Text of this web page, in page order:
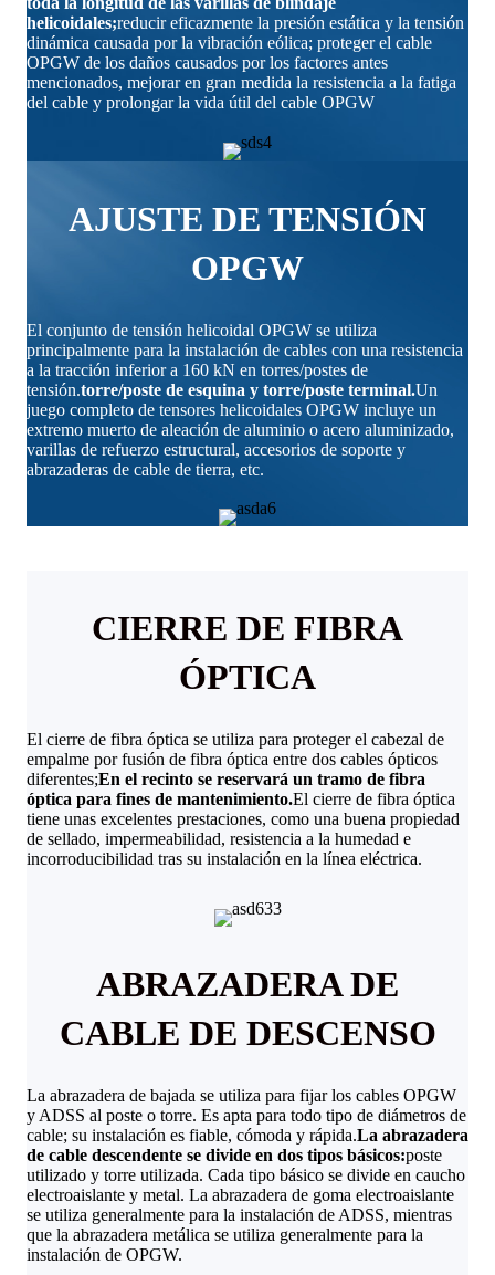
helicoidales;reducir eficazmente la presión estática y la tensión
dinámica causada por la vibración eólica; proteger el cable
OPGW de los daños causados por los factores antes
mencionados, mejorar en gran medida la resistencia a la fatiga
del cable y prolongar la vida útil del cable OPGW
AJUSTE DE TENSIÓN
OPGW
El conjunto de tensión helicoidal OPGW se utiliza
principalmente para la instalación de cables con una resistencia
a la tracción inferior a 160 kN en torres/postes de
tensión.torre/poste de esquina y torre/poste terminal.Un
juego completo de tensores helicoidales OPGW incluye un
extremo muerto de aleación de aluminio o acero aluminizado,
varillas de refuerzo estructural, accesorios de soporte y
abrazaderas de cable de tierra, etc.
CIERRE DE FIBRA
ÓPTICA
El cierre de fibra óptica se utiliza para proteger el cabezal de
empalme por fusión de fibra óptica entre dos cables ópticos
diferentes;En el recinto se reservará un tramo de fibra
óptica para fines de mantenimiento.El cierre de fibra óptica
tiene unas excelentes prestaciones, como una buena propiedad
de sellado, impermeabilidad, resistencia a la humedad e
incorroducibilidad tras su instalación en la línea eléctrica.
ABRAZADERA DE
CABLE DE DESCENSO
La abrazadera de bajada se utiliza para fijar los cables OPGW
y ADSS al poste o torre. Es apta para todo tipo de diámetros de
cable; su instalación es fiable, cómoda y rápida.La abrazadera
de cable descendente se divide en dos tipos básicos:poste
utilizado y torre utilizada. Cada tipo básico se divide en caucho
electroaislante y metal. La abrazadera de goma electroaislante
se utiliza generalmente para la instalación de ADSS, mientras
que la abrazadera metálica se utiliza generalmente para la
instalación de OPGW.